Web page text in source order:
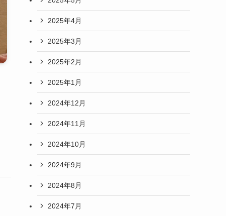
2025年4月
2025年3月
2025年2月
2025年1月
2024年12月
2024年11月
2024年10月
2024年9月
2024年8月
2024年7月